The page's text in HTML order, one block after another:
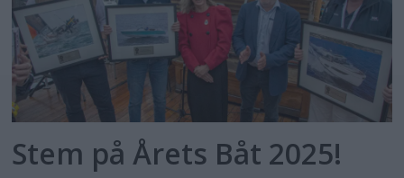
Stem på Årets Båt 2025!